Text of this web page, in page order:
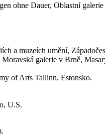
ohne Dauer, Oblastní
a muzeích umění,
galerie v Brně,
of Arts Tallinn, Estonsko.
U.S.